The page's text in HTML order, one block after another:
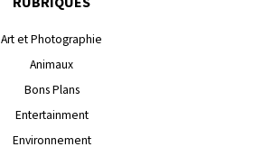
Art et Photographie
Animaux
Bons Plans
Entertainment
Environnement